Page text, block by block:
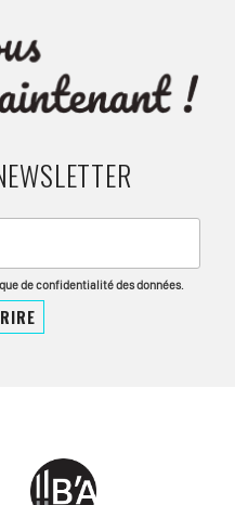
de confidentialité des données.